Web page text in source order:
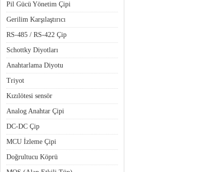
Pil Gücü Yönetim Çipi
Gerilim Karşılaştırıcı
RS-485 / RS-422 Çip
Schottky Diyotları
Anahtarlama Diyotu
Triyot
Kızılötesi sensör
Analog Anahtar Çipi
DC-DC Çip
MCU İzleme Çipi
Doğrultucu Köprü